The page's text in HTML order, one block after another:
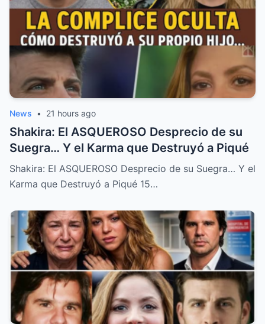
News • 21 hours ago
Shakira: El ASQUEROSO Desprecio de su
Suegra… Y el Karma que Destruyó a Piqué
Shakira: El ASQUEROSO Desprecio de su Suegra… Y el
Karma que Destruyó a Piqué 15…